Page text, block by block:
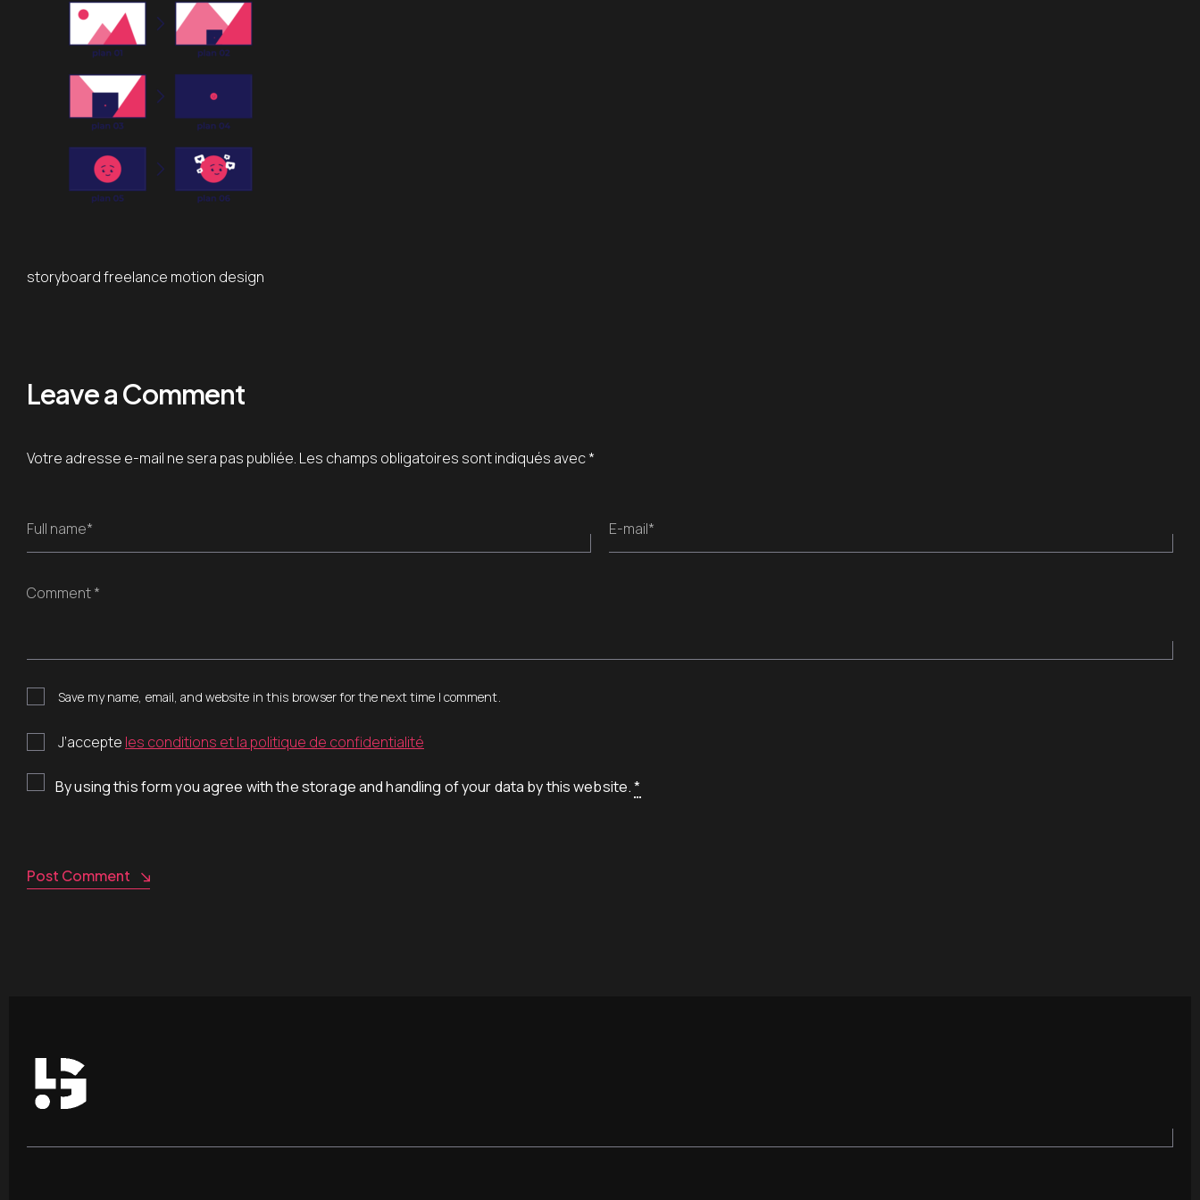
storyboard freelance motion design
Leave a Comment
Votre adresse e-mail ne sera pas publiée. Les champs obligatoires sont indiqués avec*
Full name* E-mail*
Comment *
Save my name, email, and website in this browser for the next time I comment.
J’accepte les conditions et la politique de confidentialité
By using this form you agree with the storage and handling of your data by this website.*
Post Comment